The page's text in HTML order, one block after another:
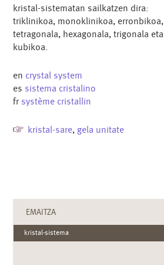
kristal-sistematan sailkatzen dira:
triklinikoa, monoklinikoa, erronbikoa,
tetragonala, hexagonala, trigonala eta
kubikoa.
en crystal system
es sistema cristalino
fr système cristallin
kristal-sare, gela unitate
EMAITZA
kristal-sistema